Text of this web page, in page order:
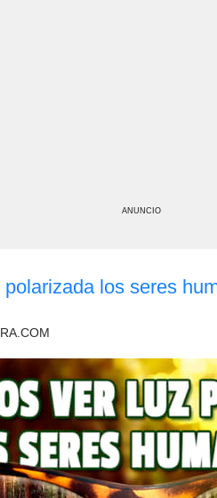
ANUNCIO
los seres